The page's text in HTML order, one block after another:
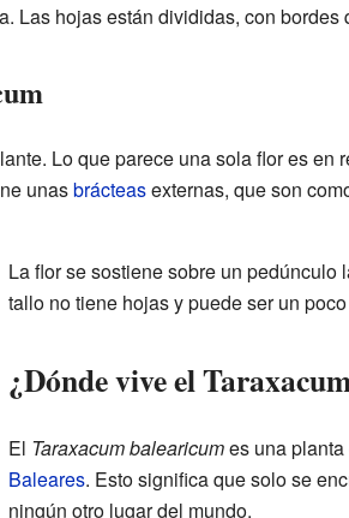
Las hojas están divididas, con bordes
Lo que parece una sola flor es en
unasbrácteasexternas, que son
La flor se sostiene sobre un
tallo no tiene hojas y puede ser un
¿Dónde vive el
El Taraxacum balearicumes una planta
Baleares. Esto significa que solo se
ningún otro lugar del mundo.